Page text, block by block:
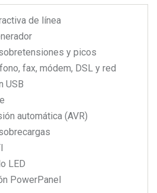
de línea
y picos
fax, módem, DSL y red
USB
automática (AVR)
LED
PowerPanel